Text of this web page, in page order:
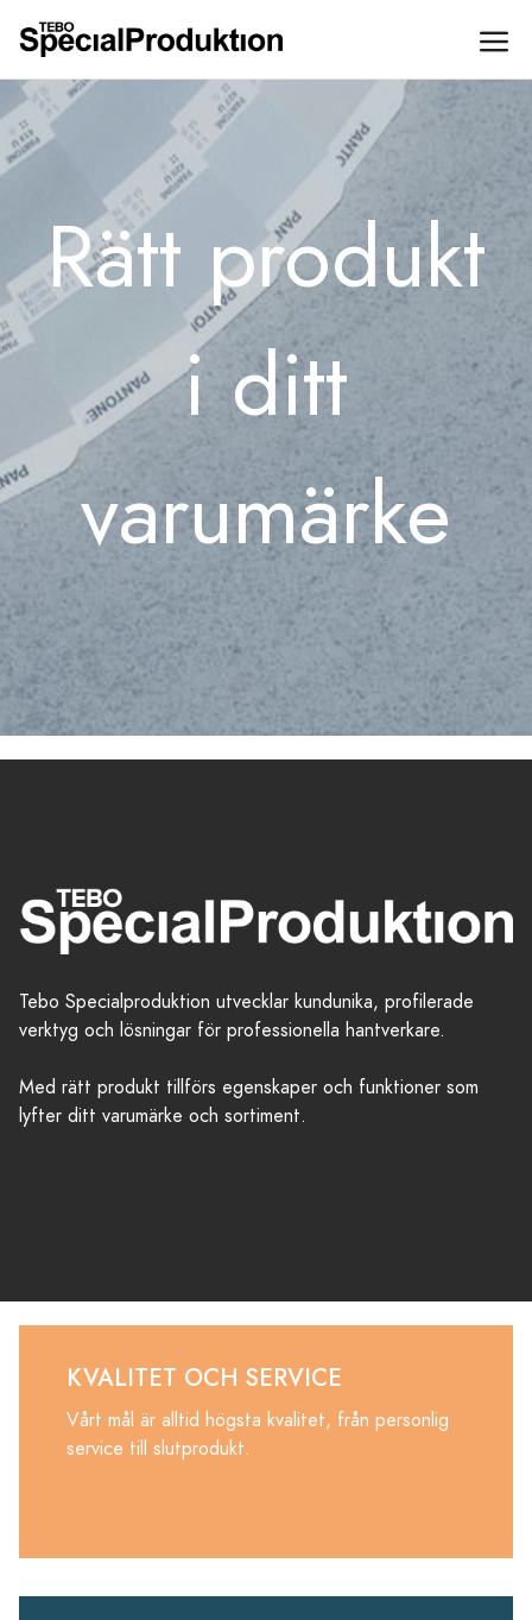
Rätt produkt
i ditt
varumärke
Tebo Specialproduktion utvecklar kundunika, profilerade
verktyg och lösningar för professionella hantverkare.
Med rätt produkt tillförs egenskaper och funktioner som
lyfter ditt varumärke och sortiment.
KVALITET OCH SERVICE
Vårt mål är alltid högsta kvalitet, från personlig
service till slutprodukt.